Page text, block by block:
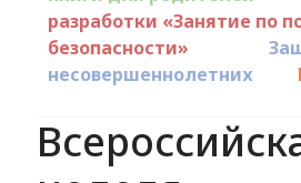
разработки «Занятие по
безопасности»
несовершеннолетних